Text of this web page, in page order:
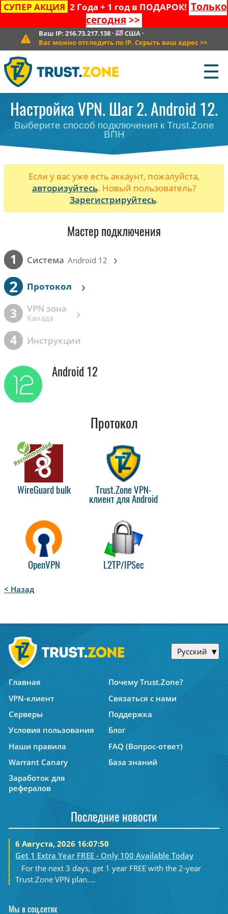
СУПЕР АКЦИЯ 2 Года + 1 год в ПОДАРОК! Только
сегодня >>
Ваш IP: 216.73.217.138· США·
Вас можно отследить по IP. Скрыть ваш адрес >>
☰
Настройка VPN. Шаг 2. Android 12.
Выберите способ подключения к Trust.Zone
ВПН
Если у вас уже есть аккаунт, пожалуйста,
авторизуйтесь. Новый пользователь?
Зарегистрируйтесь.
Мастер подключения
1 Cистема Android 12 ›
2 Протокол ›
3 VPN зона
Канада ›
4 Инструкции
Android 12
Протокол
WireGuard bulk
Trust.Zone VPN-
клиент для Android
OpenVPN L2TP/IPSec
< Назад
Русский
Главная
Почему Trust.Zone?
VPN-клиент
Связаться с нами
Серверы
Поддержка
Условия пользования
Блог
Наши правила
FAQ (Вопрос-ответ)
Warrant Canary
База знаний
Заработок для
рефералов
Последние новости
6 Августа, 2026 16:07:50
Get 1 Extra Year FREE - Only 100 Available Today
For the next 3 days, get 1 year FREE with the 2-year
Trust.Zone VPN plan....
Мы в соц.сетях